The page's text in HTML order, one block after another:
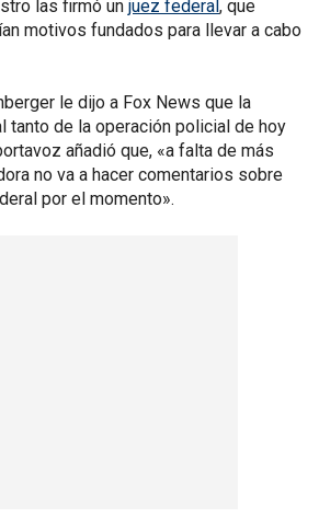
las firmó un juez federal , que
motivos fundados para llevar a cabo
le dijo a Fox News que la
tanto de la operación policial de hoy
añadió que, «a falta de más
no va a hacer comentarios sobre
por el momento».